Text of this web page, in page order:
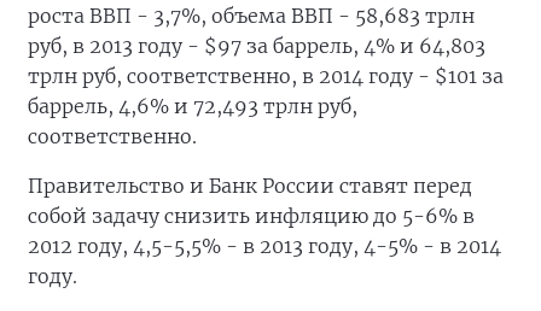
роста ВВП - 3,7%, объема ВВП - 58,683 трлн
руб, в 2013 году - $97 за баррель, 4% и 64,803
трлн руб, соответственно, в 2014 году - $101 за
баррель, 4,6% и 72,493 трлн руб,
соответственно.
Правительство и Банк России ставят перед
собой задачу снизить инфляцию до 5-6% в
2012 году, 4,5-5,5% - в 2013 году, 4-5% - в 2014
году.